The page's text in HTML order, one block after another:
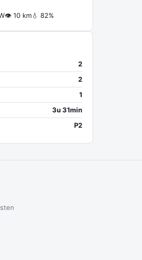
👁 10 km💧 82%
2
2
1
3u 31min
P2